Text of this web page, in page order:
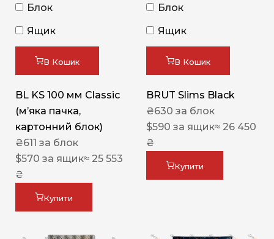
Блок
Ящик
В Кошик
BL KS 100 мм Classic
(м’яка пачка,
картонний блок)
₴611 за блок
$570 за ящик≈ 25 553
₴
Купити
Блок
Ящик
В Кошик
BRUT Slims Black
₴630 за блок
$590 за ящик≈ 26 450
₴
Купити